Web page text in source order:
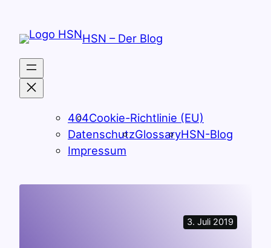
Inhalt
springen
HSN – Der Blog
404Cookie-Richtlinie (EU)
DatenschutzGlossaryHSN-Blog
Impressum
3. Juli 2019